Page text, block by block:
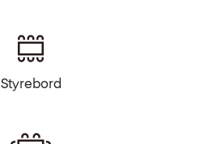
Styrebord